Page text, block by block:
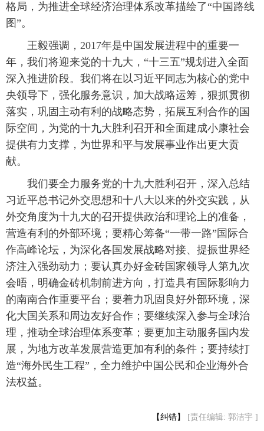
格局，为推进全球经济治理体系改革描绘了“中国路线
图”。
王毅强调，2017年是中国发展进程中的重要一
年，我们将迎来党的十九大，“十三五”规划进入全面
深入推进阶段。我们将在以习近平同志为核心的党中
央领导下，强化服务意识，加大战略运筹，狠抓贯彻
落实，巩固主动有利的战略态势，拓展互利合作的国
际空间，为党的十九大胜利召开和全面建成小康社会
提供有力支撑，为世界和平与发展事业作出更大贡
献。
我们要全力服务党的十九大胜利召开，深入总结
习近平总书记外交思想和十八大以来的外交实践，从
外交角度为十九大的召开提供政治和理论上的准备，
营造有利的外部环境；要精心筹备“一带一路”国际合
作高峰论坛，为深化各国发展战略对接、提振世界经
济注入强劲动力；要认真办好金砖国家领导人第九次
会晤，明确金砖机制前进方向，打造具有国际影响力
的南南合作重要平台；要着力巩固良好外部环境，深
化大国关系和周边友好合作；要继续深入参与全球治
理，推动全球治理体系变革；要更加主动服务国内发
展，为地方改革发展营造更加有利的条件；要持续打
造“海外民生工程”，全力维护中国公民和企业海外合
法权益。
【纠错】 [责任编辑: 郭洁宇 ]